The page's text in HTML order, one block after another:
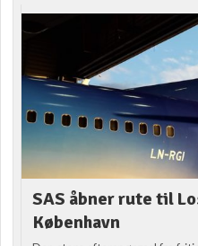
SAS åbner rute til
København